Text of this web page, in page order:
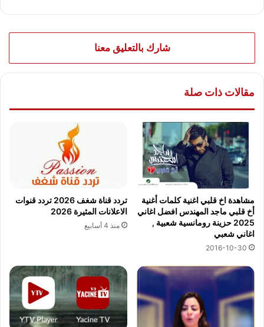
شارك بالتعليق معنا
مقالات ذات صلة
مشاهدة اخ قلبي اغنية كلمات أغنية
أخ قلبي ماجد المهندس افضل اغاني
2025 حزينة رومانسية شعبية ,
اغاني شعبي
2016-10-30
تردد قناة شغف 2026 تردد قنوات
الاعلانات المثيرة 2026
منذ 4 أسابيع